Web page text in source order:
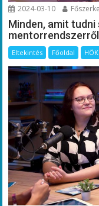
2024-03-10
Minden, amit
Eltekintés Főoldal HÖK